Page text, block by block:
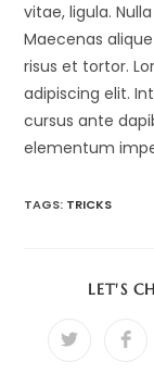
vitae, ligula.
Maecenas
risus et tortor.
adipiscing elit.
cursus ante
elementum
TAGS: TRICKS
LET'S
Opens